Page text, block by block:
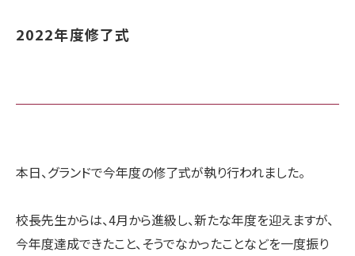
2022年度修了式
本日、グランドで今年度の修了式が執り行われました。
校長先生からは、4月から進級し、新たな年度を迎えますが、
今年度達成できたこと、そうでなかったことなどを一度振り